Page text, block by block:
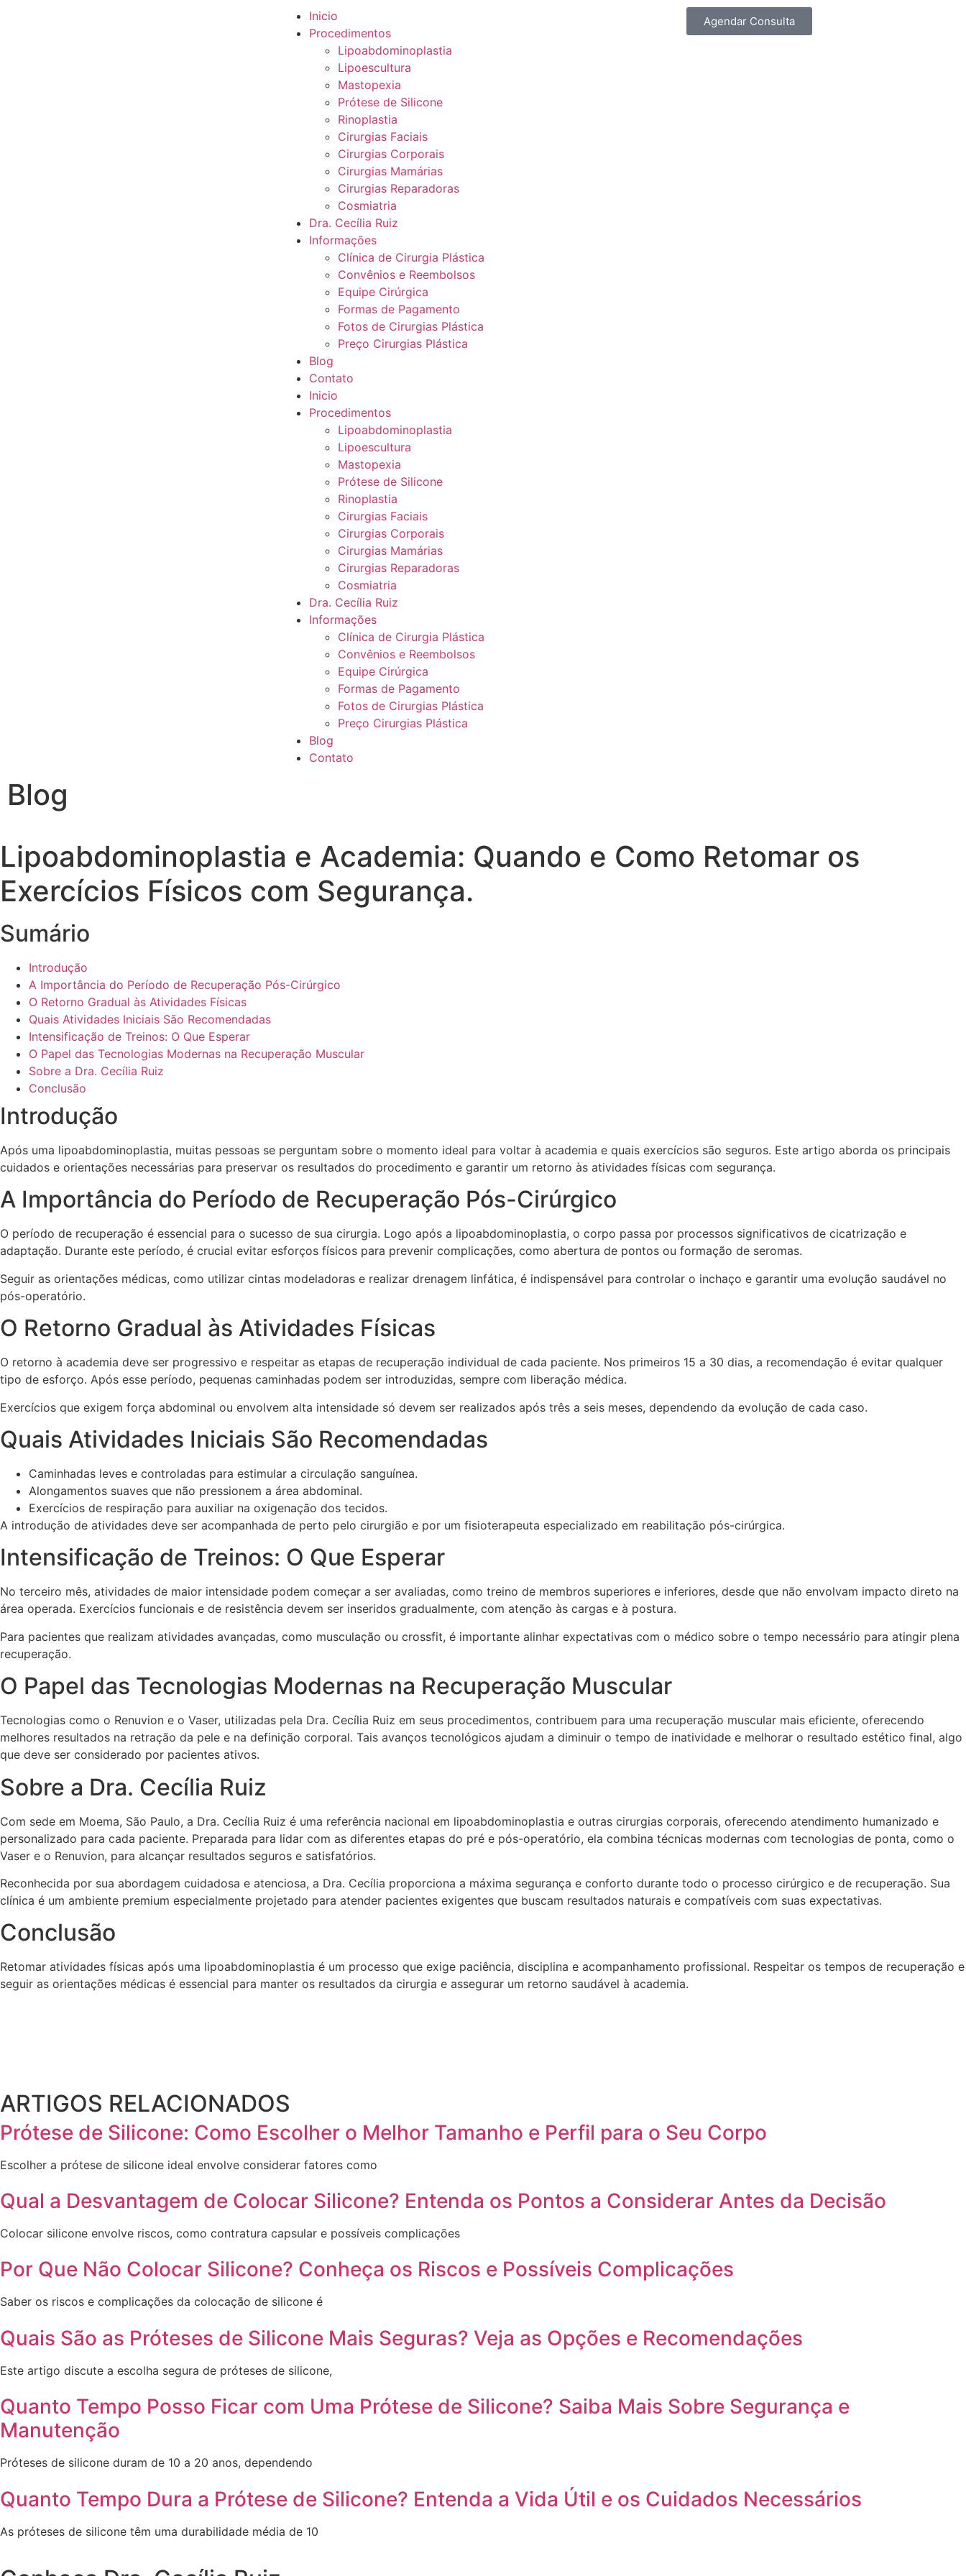
Inicio
Procedimentos
Lipoabdominoplastia
Lipoescultura
Mastopexia
Prótese de Silicone
Rinoplastia
Cirurgias Faciais
Cirurgias Corporais
Cirurgias Mamárias
Cirurgias Reparadoras
Cosmiatria
Dra. Cecília Ruiz
Informações
Clínica de Cirurgia Plástica
Convênios e Reembolsos
Equipe Cirúrgica
Formas de Pagamento
Fotos de Cirurgias Plástica
Preço Cirurgias Plástica
Blog
Contato
Inicio
Procedimentos
Lipoabdominoplastia
Lipoescultura
Mastopexia
Prótese de Silicone
Rinoplastia
Cirurgias Faciais
Cirurgias Corporais
Cirurgias Mamárias
Cirurgias Reparadoras
Cosmiatria
Dra. Cecília Ruiz
Informações
Clínica de Cirurgia Plástica
Convênios e Reembolsos
Equipe Cirúrgica
Formas de Pagamento
Fotos de Cirurgias Plástica
Preço Cirurgias Plástica
Blog
Contato
Agendar Consulta
Blog
Lipoabdominoplastia e Academia: Quando e Como Retomar os
Exercícios Físicos com Segurança.
Sumário
Introdução
A Importância do Período de Recuperação Pós-Cirúrgico
O Retorno Gradual às Atividades Físicas
Quais Atividades Iniciais São Recomendadas
Intensificação de Treinos: O Que Esperar
O Papel das Tecnologias Modernas na Recuperação Muscular
Sobre a Dra. Cecília Ruiz
Conclusão
Introdução
Após uma lipoabdominoplastia, muitas pessoas se perguntam sobre o momento ideal para voltar à academia e quais exercícios são seguros. Este artigo aborda os principais
cuidados e orientações necessárias para preservar os resultados do procedimento e garantir um retorno às atividades físicas com segurança.
A Importância do Período de Recuperação Pós-Cirúrgico
O período de recuperação é essencial para o sucesso de sua cirurgia. Logo após a lipoabdominoplastia, o corpo passa por processos significativos de cicatrização e
adaptação. Durante este período, é crucial evitar esforços físicos para prevenir complicações, como abertura de pontos ou formação de seromas.
Seguir as orientações médicas, como utilizar cintas modeladoras e realizar drenagem linfática, é indispensável para controlar o inchaço e garantir uma evolução saudável no
pós-operatório.
O Retorno Gradual às Atividades Físicas
O retorno à academia deve ser progressivo e respeitar as etapas de recuperação individual de cada paciente. Nos primeiros 15 a 30 dias, a recomendação é evitar qualquer
tipo de esforço. Após esse período, pequenas caminhadas podem ser introduzidas, sempre com liberação médica.
Exercícios que exigem força abdominal ou envolvem alta intensidade só devem ser realizados após três a seis meses, dependendo da evolução de cada caso.
Quais Atividades Iniciais São Recomendadas
Caminhadas leves e controladas para estimular a circulação sanguínea.
Alongamentos suaves que não pressionem a área abdominal.
Exercícios de respiração para auxiliar na oxigenação dos tecidos.
A introdução de atividades deve ser acompanhada de perto pelo cirurgião e por um fisioterapeuta especializado em reabilitação pós-cirúrgica.
Intensificação de Treinos: O Que Esperar
No terceiro mês, atividades de maior intensidade podem começar a ser avaliadas, como treino de membros superiores e inferiores, desde que não envolvam impacto direto na
área operada. Exercícios funcionais e de resistência devem ser inseridos gradualmente, com atenção às cargas e à postura.
Para pacientes que realizam atividades avançadas, como musculação ou crossfit, é importante alinhar expectativas com o médico sobre o tempo necessário para atingir plena
recuperação.
O Papel das Tecnologias Modernas na Recuperação Muscular
Tecnologias como o Renuvion e o Vaser, utilizadas pela Dra. Cecília Ruiz em seus procedimentos, contribuem para uma recuperação muscular mais eficiente, oferecendo
melhores resultados na retração da pele e na definição corporal. Tais avanços tecnológicos ajudam a diminuir o tempo de inatividade e melhorar o resultado estético final, algo
que deve ser considerado por pacientes ativos.
Sobre a Dra. Cecília Ruiz
Com sede em Moema, São Paulo, a Dra. Cecília Ruiz é uma referência nacional em lipoabdominoplastia e outras cirurgias corporais, oferecendo atendimento humanizado e
personalizado para cada paciente. Preparada para lidar com as diferentes etapas do pré e pós-operatório, ela combina técnicas modernas com tecnologias de ponta, como o
Vaser e o Renuvion, para alcançar resultados seguros e satisfatórios.
Reconhecida por sua abordagem cuidadosa e atenciosa, a Dra. Cecília proporciona a máxima segurança e conforto durante todo o processo cirúrgico e de recuperação. Sua
clínica é um ambiente premium especialmente projetado para atender pacientes exigentes que buscam resultados naturais e compatíveis com suas expectativas.
Conclusão
Retomar atividades físicas após uma lipoabdominoplastia é um processo que exige paciência, disciplina e acompanhamento profissional. Respeitar os tempos de recuperação e
seguir as orientações médicas é essencial para manter os resultados da cirurgia e assegurar um retorno saudável à academia.
ARTIGOS RELACIONADOS
Prótese de Silicone: Como Escolher o Melhor Tamanho e Perfil para o Seu Corpo
Escolher a prótese de silicone ideal envolve considerar fatores como
Qual a Desvantagem de Colocar Silicone? Entenda os Pontos a Considerar Antes da Decisão
Colocar silicone envolve riscos, como contratura capsular e possíveis complicações
Por Que Não Colocar Silicone? Conheça os Riscos e Possíveis Complicações
Saber os riscos e complicações da colocação de silicone é
Quais São as Próteses de Silicone Mais Seguras? Veja as Opções e Recomendações
Este artigo discute a escolha segura de próteses de silicone,
Quanto Tempo Posso Ficar com Uma Prótese de Silicone? Saiba Mais Sobre Segurança e
Manutenção
Próteses de silicone duram de 10 a 20 anos, dependendo
Quanto Tempo Dura a Prótese de Silicone? Entenda a Vida Útil e os Cuidados Necessários
As próteses de silicone têm uma durabilidade média de 10